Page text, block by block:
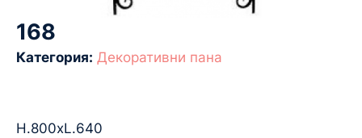
168
Категория: Декоративни пана
­H.800xL.640